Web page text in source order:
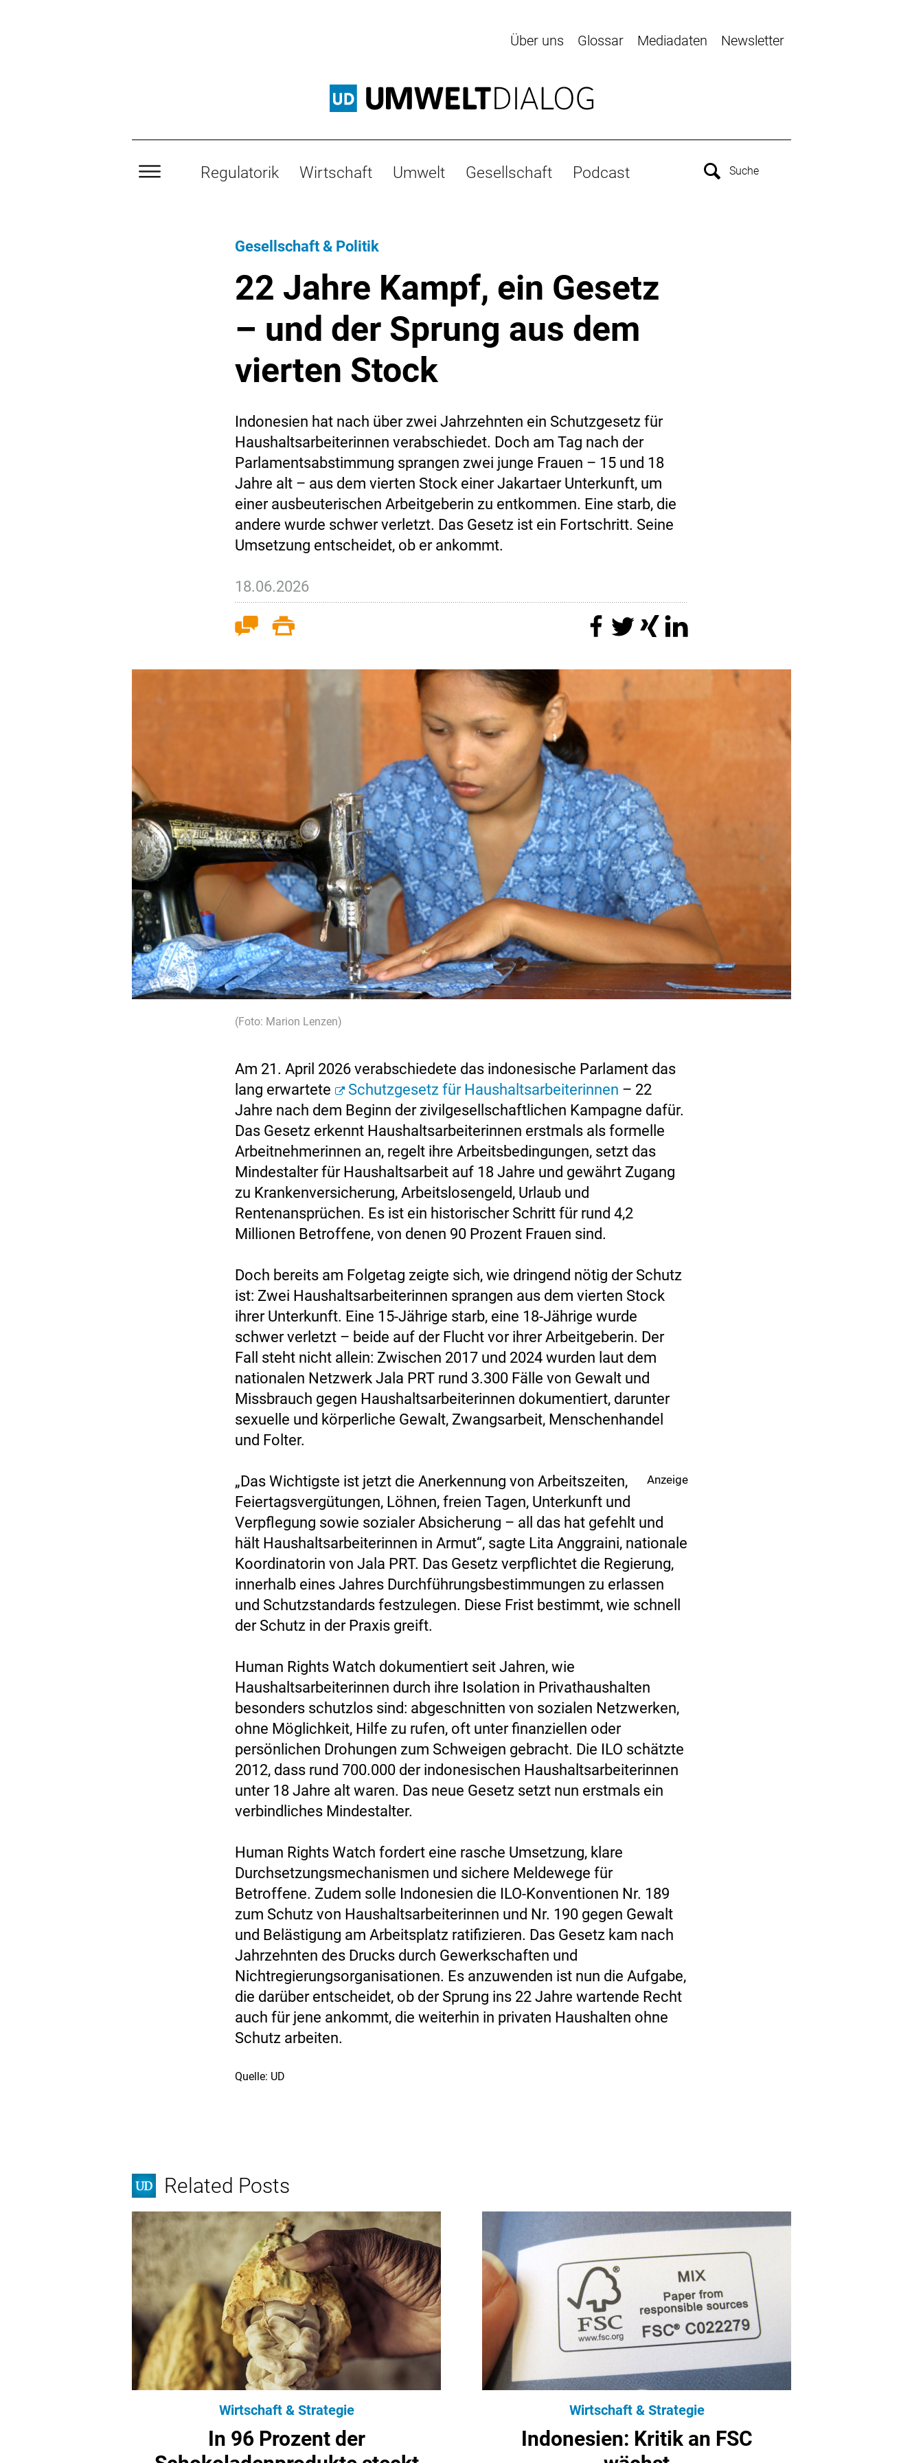
Über uns Glossar Mediadaten Newsletter
Regulatorik Wirtschaft Umwelt Gesellschaft Podcast
Gesellschaft & Politik
22 Jahre Kampf, ein Gesetz
– und der Sprung aus dem
vierten Stock
Indonesien hat nach über zwei Jahrzehnten ein Schutzgesetz für
Haushaltsarbeiterinnen verabschiedet. Doch am Tag nach der
Parlamentsabstimmung sprangen zwei junge Frauen – 15 und 18
Jahre alt – aus dem vierten Stock einer Jakartaer Unterkunft, um
einer ausbeuterischen Arbeitgeberin zu entkommen. Eine starb, die
andere wurde schwer verletzt. Das Gesetz ist ein Fortschritt. Seine
Umsetzung entscheidet, ob er ankommt.
18.06.2026
(Foto: Marion Lenzen)
Am 21. April 2026 verabschiedete das indonesische Parlament das
lang erwartete
Schutzgesetz für Haushaltsarbeiterinnen – 22
Jahre nach dem Beginn der zivilgesellschaftlichen Kampagne dafür.
Das Gesetz erkennt Haushaltsarbeiterinnen erstmals als formelle
Arbeitnehmerinnen an, regelt ihre Arbeitsbedingungen, setzt das
Mindestalter für Haushaltsarbeit auf 18 Jahre und gewährt Zugang
zu Krankenversicherung, Arbeitslosengeld, Urlaub und
Rentenansprüchen. Es ist ein historischer Schritt für rund 4,2
Millionen Betroffene, von denen 90 Prozent Frauen sind.
Doch bereits am Folgetag zeigte sich, wie dringend nötig der Schutz
ist: Zwei Haushaltsarbeiterinnen sprangen aus dem vierten Stock
ihrer Unterkunft. Eine 15-Jährige starb, eine 18-Jährige wurde
schwer verletzt – beide auf der Flucht vor ihrer Arbeitgeberin. Der
Fall steht nicht allein: Zwischen 2017 und 2024 wurden laut dem
nationalen Netzwerk Jala PRT rund 3.300 Fälle von Gewalt und
Missbrauch gegen Haushaltsarbeiterinnen dokumentiert, darunter
sexuelle und körperliche Gewalt, Zwangsarbeit, Menschenhandel
und Folter.
Anzeige
„Das Wichtigste ist jetzt die Anerkennung von Arbeitszeiten,
Feiertagsvergütungen, Löhnen, freien Tagen, Unterkunft und
Verpflegung sowie sozialer Absicherung – all das hat gefehlt und
hält Haushaltsarbeiterinnen in Armut“, sagte Lita Anggraini, nationale
Koordinatorin von Jala PRT. Das Gesetz verpflichtet die Regierung,
innerhalb eines Jahres Durchführungsbestimmungen zu erlassen
und Schutzstandards festzulegen. Diese Frist bestimmt, wie schnell
der Schutz in der Praxis greift.
Human Rights Watch dokumentiert seit Jahren, wie
Haushaltsarbeiterinnen durch ihre Isolation in Privathaushalten
besonders schutzlos sind: abgeschnitten von sozialen Netzwerken,
ohne Möglichkeit, Hilfe zu rufen, oft unter finanziellen oder
persönlichen Drohungen zum Schweigen gebracht. Die ILO schätzte
2012, dass rund 700.000 der indonesischen Haushaltsarbeiterinnen
unter 18 Jahre alt waren. Das neue Gesetz setzt nun erstmals ein
verbindliches Mindestalter.
Human Rights Watch fordert eine rasche Umsetzung, klare
Durchsetzungsmechanismen und sichere Meldewege für
Betroffene. Zudem solle Indonesien die ILO-Konventionen Nr. 189
zum Schutz von Haushaltsarbeiterinnen und Nr. 190 gegen Gewalt
und Belästigung am Arbeitsplatz ratifizieren. Das Gesetz kam nach
Jahrzehnten des Drucks durch Gewerkschaften und
Nichtregierungsorganisationen. Es anzuwenden ist nun die Aufgabe,
die darüber entscheidet, ob der Sprung ins 22 Jahre wartende Recht
auch für jene ankommt, die weiterhin in privaten Haushalten ohne
Schutz arbeiten.
Quelle: UD
Related Posts
Wirtschaft & Strategie
In 96 Prozent der
Wirtschaft & Strategie
Indonesien: Kritik an FSC